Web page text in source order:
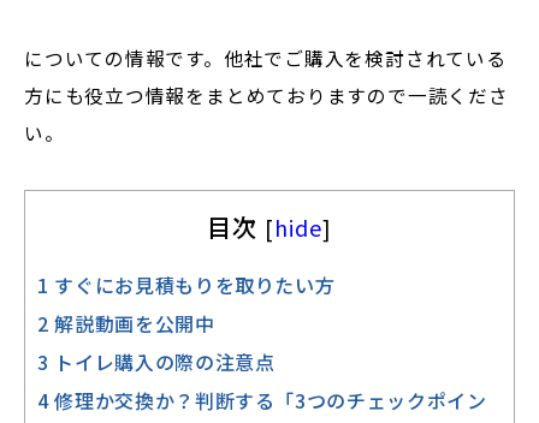
についての情報です。他社でご購入を検討されている
方にも役立つ情報をまとめておりますので一読くださ
い。
目次 [hide]
1 すぐにお見積もりを取りたい方
2 解説動画を公開中
3 トイレ購入の際の注意点
4修理か交換か？判断する「3つのチェックポイン